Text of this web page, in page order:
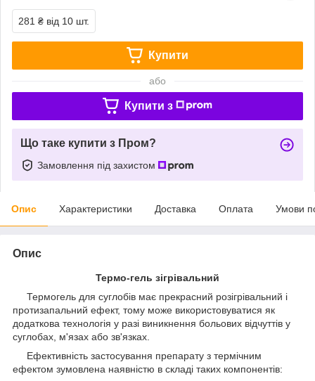
281 ₴ від 10 шт.
Купити
або
Купити з
Що таке купити з Пром?
Замовлення під захистом
Опис Характеристики Доставка Оплата Умови
Опис
Термо-гель зігрівальний
Термогель для суглобів має прекрасний розігрівальний і
протизапальний ефект, тому може використовуватися як
додаткова технологія у разі виникнення больових відчуттів у
суглобах, м'язах або зв'язках.
Ефективність застосування препарату з термічним
ефектом зумовлена наявністю в складі таких компонентів: